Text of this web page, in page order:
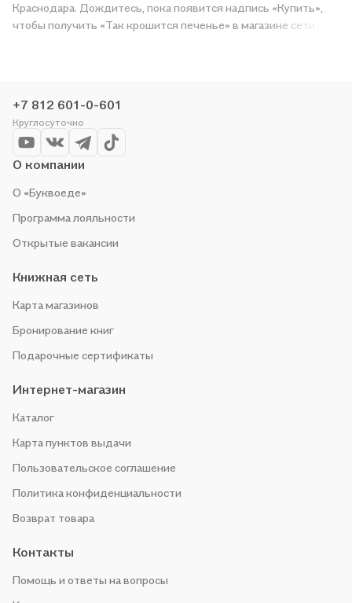
Краснодара. Дождитесь, пока появится надпись «Купить»,
чтобы получить «Так крошится печенье» в магазине сети или
+7 812 601-0-601
Круглосуточно
О компании
О «Буквоеде»
Программа лояльности
Открытые вакансии
Книжная сеть
Карта магазинов
Бронирование книг
Подарочные сертификаты
Интернет-магазин
Каталог
Карта пунктов выдачи
Пользовательское соглашение
Политика конфиденциальности
Возврат товара
Контакты
Помощь и ответы на вопросы